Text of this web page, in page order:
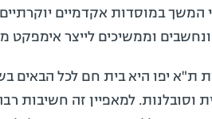
המשך במוסדות אקדמיים
וממשיכים לייצר
ת"א יפו היא בית חם לכל הבאים
למאפיין זה חשיבות